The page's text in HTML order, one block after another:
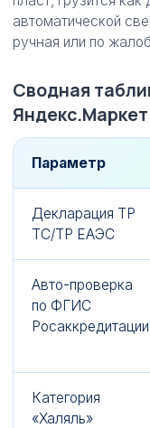
автоматической
ручная или по
Сводная
Яндекс.Маркет
Параметр
Декларация ТР
ТС/ТР ЕАЭС
Авто-проверка
по ФГИС
Росаккредитации
Категория
«Халяль»